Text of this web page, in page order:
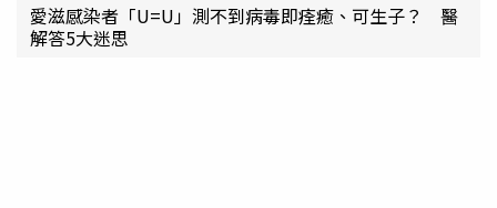
愛滋感染者「U=U」測不到病毒即痊癒、可生子？ 醫
解答5大迷思